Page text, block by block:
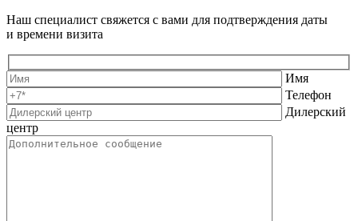
Наш специалист свяжется с вами для подтверждения даты
и времени визита
Имя
Телефон
Дилерский
центр